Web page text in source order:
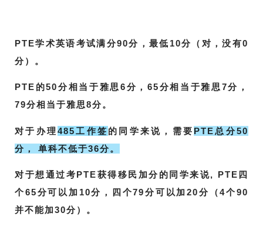
PTE学术英语考试满分90分，最低10分（对，没有0
分）。
PTE的50分相当于雅思6分， 65分相当于雅思7分，
79分相当于雅思8分。
对于办理485工作签 的同学来说，需要 PTE总分50
分， 单科不低于36分。
对于想通过考PTE获得移民加分的同学来说, PTE四
个65分可以加10分，四个79分可以加20分（4个90
并不能加30分）。